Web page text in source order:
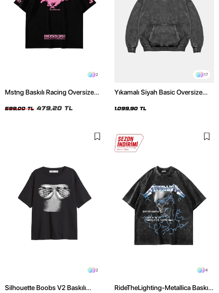
2
Mstng Baskılı Racing Oversize
599,00 TL 479,20 TL
17
Yıkamalı Siyah Basic Oversize
1.099,90 TL
2
Silhouette Boobs V2 Baskılı
4
RideTheLighting-Metallica Baskılı